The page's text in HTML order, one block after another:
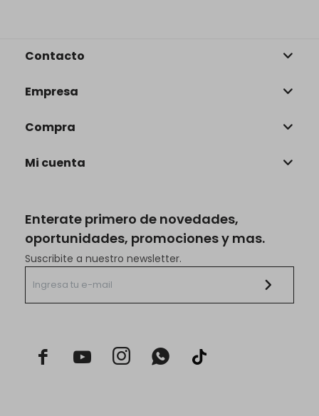
Enterate primero de novedades,
oportunidades, promociones y mas.
Suscribite a nuestro newsletter.
  
Contacto
Empresa
Compra
Mi cuenta